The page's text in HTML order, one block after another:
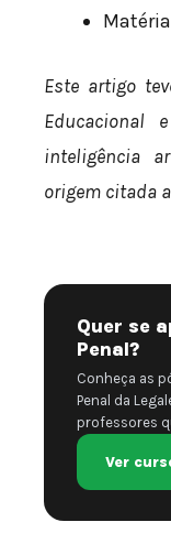
Este artigo
Educacional
inteligência
origem citada
Quer se
Penal?
Conheça as
Penal da
professores
Ver